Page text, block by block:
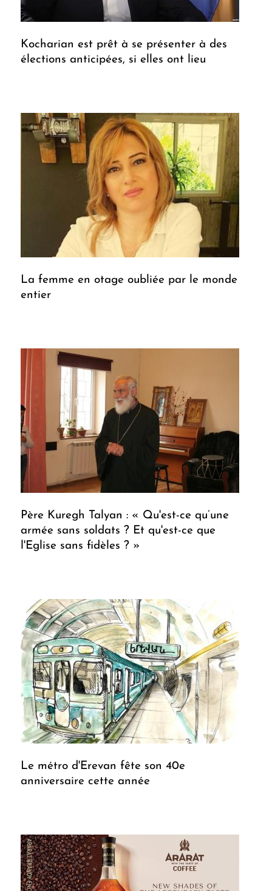
Kocharian est prêt à se présenter à des
élections anticipées, si elles ont lieu
La femme en otage oubliée par le monde
entier
Père Kuregh Talyan : « Qu'est-ce qu’une
armée sans soldats ? Et qu'est-ce que
l'Eglise sans fidèles ? »
Le métro d'Erevan fête son 40e
anniversaire cette année